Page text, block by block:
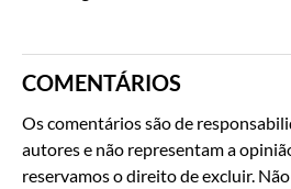
COMENTÁRIOS
Os comentários são de
autores e não representam a
reservamos o direito de excluir.